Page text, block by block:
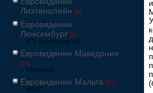
Лихтенштейн [6]
Евровидение
Люксембург [6]
RTL Luxembourg LSC
Евровидение Македония
[24]
Евровизија
Евровидение Мальта [51]
MESC